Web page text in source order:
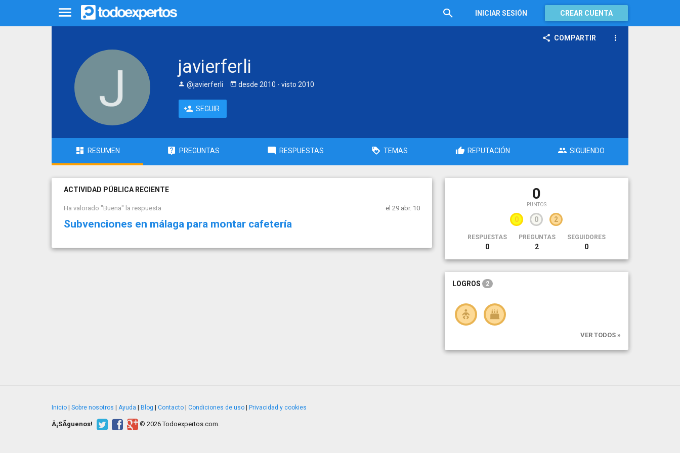
INICIAR SESIÓN CREAR CUENTA
COMPARTIR
javierferli
@javierferli desde 2010 - visto 2010
SEGUIR
RESUMEN PREGUNTAS RESPUESTAS TEMAS REPUTACIÓN SIGUIENDO
ACTIVIDAD PÚBLICA RECIENTE
Ha valorado "Buena" la respuesta el 29 abr. 10
Subvenciones en málaga para montar cafetería
0
PUNTOS
0 0 2
RESPUESTAS
0
PREGUNTAS
2
SEGUIDORES
0
LOGROS 2
VER TODOS »
Inicio Sobre nosotros Ayuda Blog Contacto Condiciones de uso Privacidad y cookies
Â¡SÃ­guenos! © 2026 Todoexpertos.com.